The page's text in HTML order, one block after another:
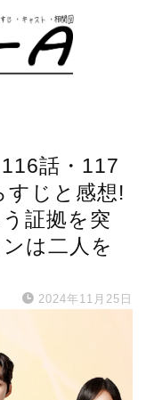
話・117
すじと感想!
証拠を突
は二人を
2024年11月25日